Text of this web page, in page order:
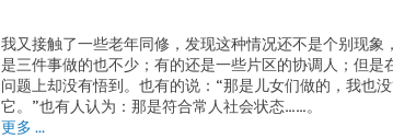
我又接触了一些老年同修，发现这种情况还不是个别现象
是三件事做的也不少；有的还是一些片区的协调人；但是
问题上却没有悟到。也有的说：“那是儿女们做的，我也
它。”也有人认为：那是符合常人社会状态……。
更多 ...